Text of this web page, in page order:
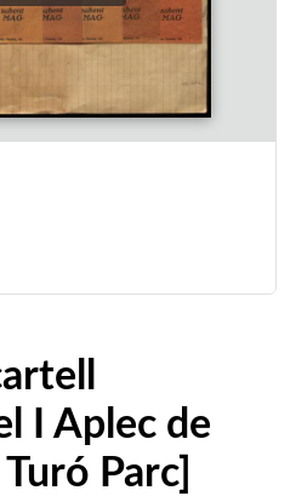
I Aplec de
Parc]